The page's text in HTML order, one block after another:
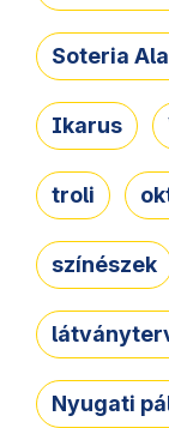
Soteria
Ikarus
troli
színészek
Nyugati